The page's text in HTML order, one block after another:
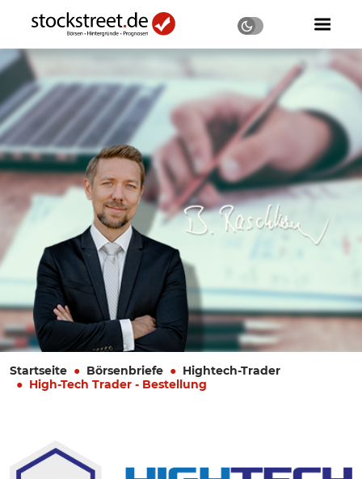
Startseite Börsenbriefe
Hightech-Trader
High-Tech Trader - Bestellung